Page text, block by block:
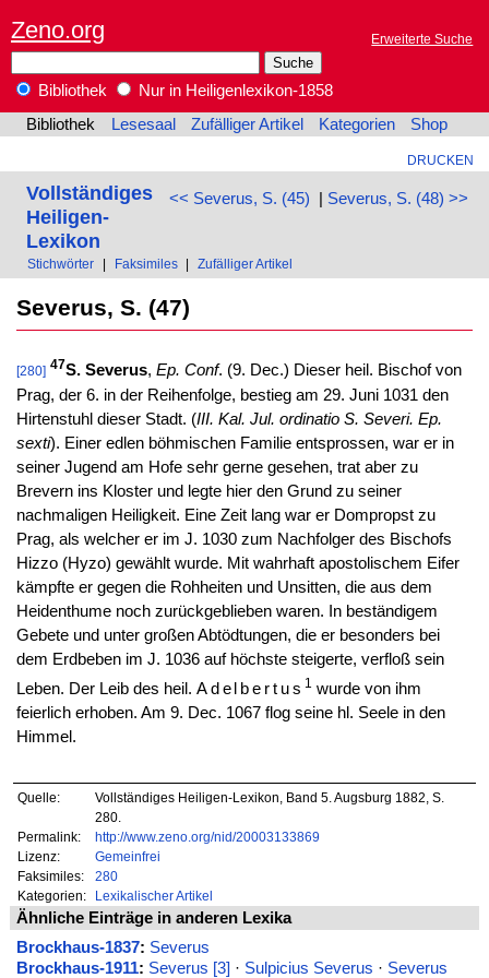
Zeno.org Erweiterte Suche
Bibliothek
Nur in Heiligenlexikon-1858
Bibliothek
Lesesaal Zufälliger Artikel Kategorien Shop
DRUCKEN
<< Severus, S. (45) | Severus, S. (48) >>
Vollständiges
Heiligen-
Lexikon
Stichwörter Faksimiles Zufälliger Artikel
Severus, S. (47)
[280] 47S. Severus, Ep. Conf. (9. Dec.) Dieser heil. Bischof von
Prag, der 6. in der Reihenfolge, bestieg am 29. Juni 1031 den
Hirtenstuhl dieser Stadt. (III. Kal. Jul. ordinatio S. Severi. Ep.
sexti). Einer edlen böhmischen Familie entsprossen, war er in
seiner Jugend am Hofe sehr gerne gesehen, trat aber zu
Brevern ins Kloster und legte hier den Grund zu seiner
nachmaligen Heiligkeit. Eine Zeit lang war er Dompropst zu
Prag, als welcher er im J. 1030 zum Nachfolger des Bischofs
Hizzo (Hyzo) gewählt wurde. Mit wahrhaft apostolischem Eifer
kämpfte er gegen die Rohheiten und Unsitten, die aus dem
Heidenthume noch zurückgeblieben waren. In beständigem
Gebete und unter großen Abtödtungen, die er besonders bei
dem Erdbeben im J. 1036 auf höchste steigerte, verfloß sein
Leben. Der Leib des heil. Adelbertus 1 wurde von ihm
feierlich erhoben. Am 9. Dec. 1067 flog seine hl. Seele in den
Himmel.
Quelle:
Vollständiges Heiligen-Lexikon, Band 5. Augsburg 1882, S.
280.
Permalink:
http://www.zeno.org/nid/20003133869
Lizenz:
Gemeinfrei
Faksimiles:
280
Kategorien:
Lexikalischer Artikel
Ähnliche Einträge in anderen Lexika
Brockhaus-1837: Severus
Brockhaus-1911: Severus [3] · Sulpicius Severus · Severus